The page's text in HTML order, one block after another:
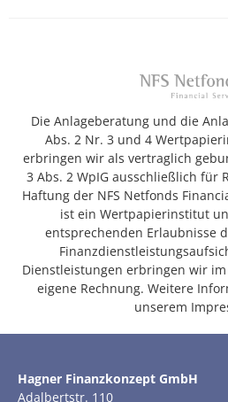
Die Anlageberatung und die
Abs. 2 Nr. 3 und 4
erbringen wir als vertraglich
3 Abs. 2 WpIG ausschließlich für
Haftung der NFS Netfonds
ist ein Wertpapierinstitut
entsprechenden Erlaubnisse
Dienstleistungen erbringen wir
eigene Rechnung. Weitere
unserem
Hagner Finanzkonzept GmbH
Adalbertstr. 110